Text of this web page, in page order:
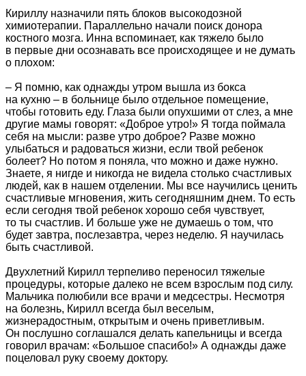
Кириллу назначили пять блоков высокодозной
химиотерапии. Параллельно начали поиск донора
костного мозга. Инна вспоминает, как тяжело было
в первые дни осознавать все происходящее и не думать
о плохом:
– Я помню, как однажды утром вышла из бокса
на кухню – в больнице было отдельное помещение,
чтобы готовить еду. Глаза были опухшими от слез, а мне
другие мамы говорят: «Доброе утро!» Я тогда поймала
себя на мысли: разве утро доброе? Разве можно
улыбаться и радоваться жизни, если твой ребенок
болеет? Но потом я поняла, что можно и даже нужно.
Знаете, я нигде и никогда не видела столько счастливых
людей, как в нашем отделении. Мы все научились ценить
счастливые мгновения, жить сегодняшним днем. То есть
если сегодня твой ребенок хорошо себя чувствует,
то ты счастлив. И больше уже не думаешь о том, что
будет завтра, послезавтра, через неделю. Я научилась
быть счастливой.
Двухлетний Кирилл терпеливо переносил тяжелые
процедуры, которые далеко не всем взрослым под силу.
Мальчика полюбили все врачи и медсестры. Несмотря
на болезнь, Кирилл всегда был веселым,
жизнерадостным, открытым и очень приветливым.
Он послушно соглашался делать капельницы и всегда
говорил врачам: «Большое спасибо!» А однажды даже
поцеловал руку своему доктору.